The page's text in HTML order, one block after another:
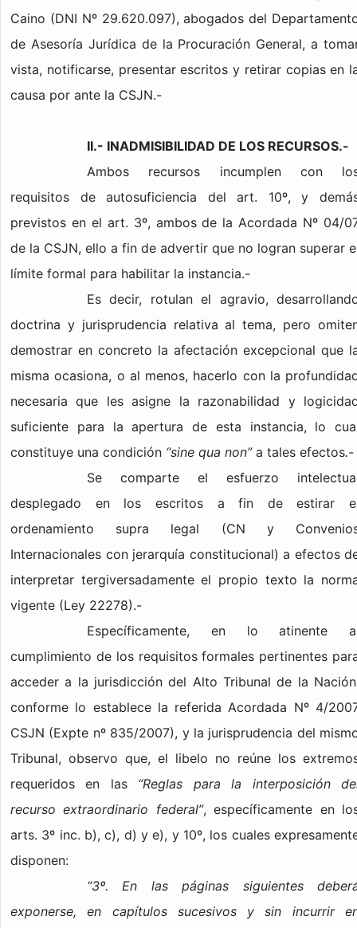
Caino (DNI Nº 29.620.097), abogados del
de Asesoría Jurídica de la Procuración General, a
vista, notificarse, presentar escritos y retirar copias en
causa por ante la CSJN.-
II.- INADMISIBILIDAD DE LOS RECURSOS.-
Ambos recursos incumplen con
requisitos de autosuficiencia del art. 10º, y
previstos en el art. 3º, ambos de la Acordada Nº 04/
de la CSJN, ello a fin de advertir que no logran superar
límite formal para habilitar la instancia.-
Es decir, rotulan el agravio,
doctrina y jurisprudencia relativa al tema, pero
demostrar en concreto la afectación excepcional que
misma ocasiona, o al menos, hacerlo con la
necesaria que les asigne la razonabilidad y
suficiente para la apertura de esta instancia, lo
constituye una condición “sine qua non” a tales efectos.-
Se comparte el esfuerzo
desplegado en los escritos a fin de estirar
ordenamiento supra legal (CN y
Internacionales con jerarquía constitucional) a efectos
interpretar tergiversadamente el propio texto la
vigente (Ley 22278).-
Específicamente, en lo atinente
cumplimiento de los requisitos formales pertinentes
acceder a la jurisdicción del Alto Tribunal de la
conforme lo establece la referida Acordada Nº 4/
CSJN (Expte nº 835/2007), y la jurisprudencia del
Tribunal, observo que, el libelo no reúne los
requeridos en las “Reglas para la interposición
recurso extraordinario federal”, específicamente en
arts. 3º inc. b), c), d) y e), y 10º, los cuales
disponen:
“3º. En las páginas siguientes
exponerse, en capítulos sucesivos y sin incurrir